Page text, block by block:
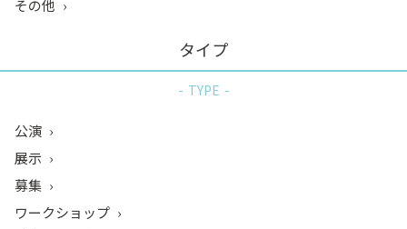
その他
タイプ
TYPE
公演
展示
募集
ワークショップ